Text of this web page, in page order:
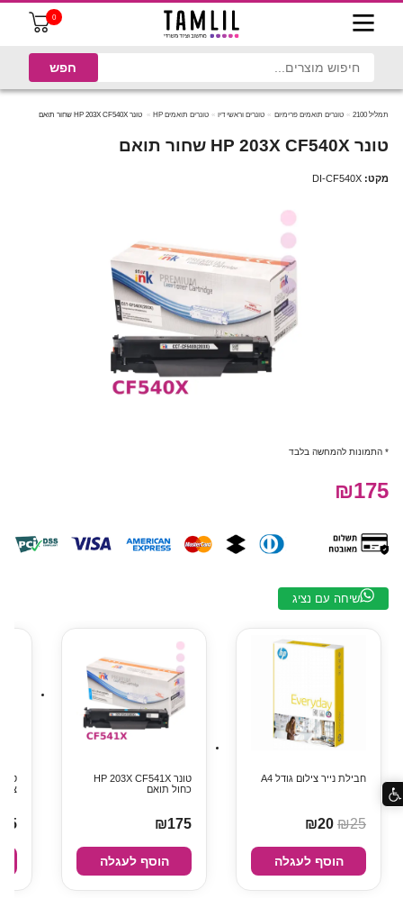
0
תמליל 2100 טונרים תואמים פרימיום טונרים וראשי דיו טונרים תואמים HP טונר HP 203X CF540X שחור תואם
טונר HP 203X CF540X שחור תואם
מקט: DI-CF540X
* התמונות להמחשה בלבד
₪175
שיחה עם נציג
חבילת נייר צילום גודל A4
₪25
הוסף לעגלה
טונר HP 203X CF541X
כחול תואם
₪175
הוסף לעגלה